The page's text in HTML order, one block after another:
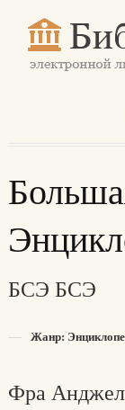
БСЭ БСЭ
Жанр:
Фра